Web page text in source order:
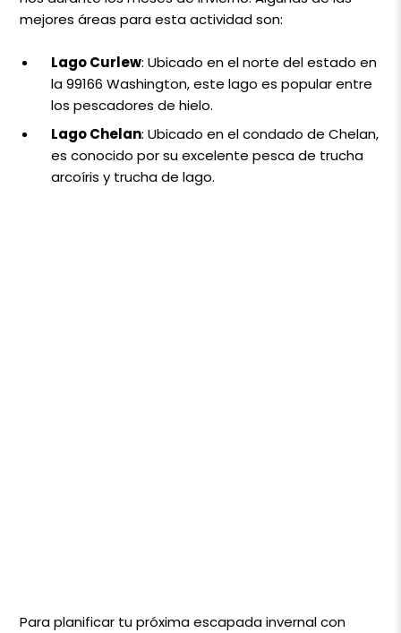
mejores áreas para esta actividad son:
Lago Curlew: Ubicado en el norte del estado en
la 99166 Washington, este lago es popular entre
los pescadores de hielo.
Lago Chelan: Ubicado en el condado de Chelan,
es conocido por su excelente pesca de trucha
arcoíris y trucha de lago.
Para planificar tu próxima escapada invernal con